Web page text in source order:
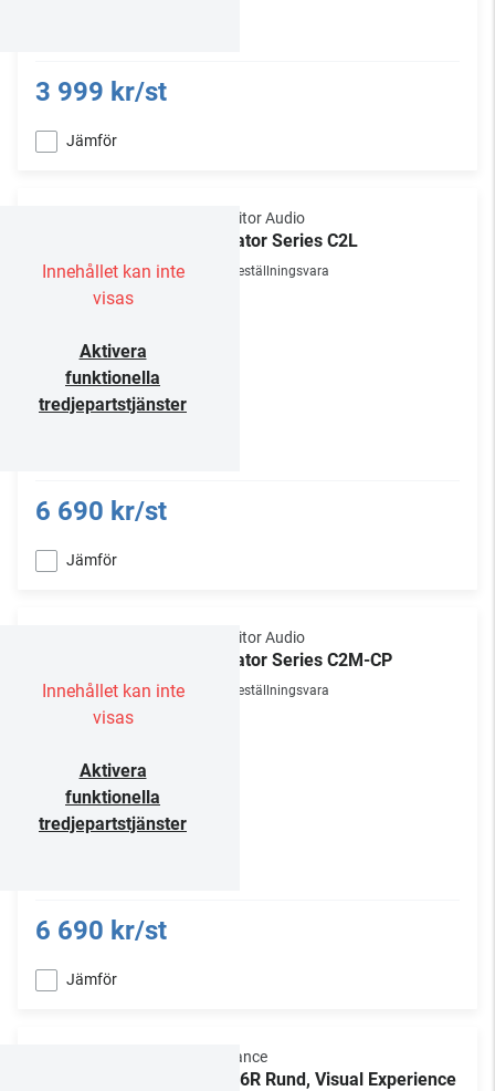
3 999 kr/st
Jämför
Innehållet kan inte
visas
Aktivera
funktionella
tredjepartstjänster
Monitor Audio
Creator Series C2L
Beställningsvara
6 690 kr/st
Jämför
Innehållet kan inte
visas
Aktivera
funktionella
tredjepartstjänster
Monitor Audio
Creator Series C2M-CP
Beställningsvara
6 690 kr/st
Jämför
Sonance
VX66R Rund, Visual Experience